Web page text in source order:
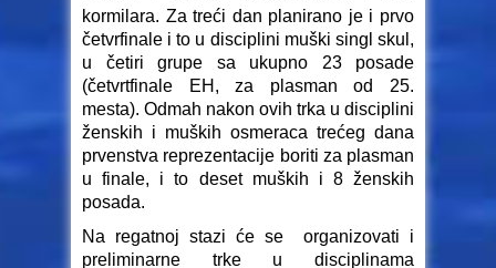
kormilara. Za treći dan planirano je i prvo
četvrfinale i to u disciplini muški singl skul,
u četiri grupe sa ukupno 23 posade
(četvrtfinale EH, za plasman od 25.
mesta). Odmah nakon ovih trka u disciplini
ženskih i muških osmeraca trećeg dana
prvenstva reprezentacije boriti za plasman
u finale, i to deset muških i 8 ženskih
posada.
Na regatnoj stazi će se organizovati i
preliminarne trke u disciplinama